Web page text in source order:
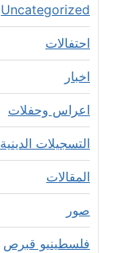
Uncategorized
احتفالات
اخبار
اعراس وحفلات
التسجيلات الدينية
المقالات
صور
فلسطينيو قبرص